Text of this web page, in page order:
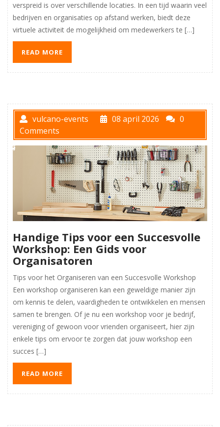
verspreid is over verschillende locaties. In een tijd waarin veel
bedrijven en organisaties op afstand werken, biedt deze
virtuele activiteit de mogelijkheid om medewerkers te […]
READ MORE
vulcano-events 08 april 2026
0
Comments
Handige Tips voor een Succesvolle
Workshop: Een Gids voor
Organisatoren
Tips voor het Organiseren van een Succesvolle Workshop
Een workshop organiseren kan een geweldige manier zijn
om kennis te delen, vaardigheden te ontwikkelen en mensen
samen te brengen. Of je nu een workshop voor je bedrijf,
vereniging of gewoon voor vrienden organiseert, hier zijn
enkele tips om ervoor te zorgen dat jouw workshop een
succes […]
READ MORE